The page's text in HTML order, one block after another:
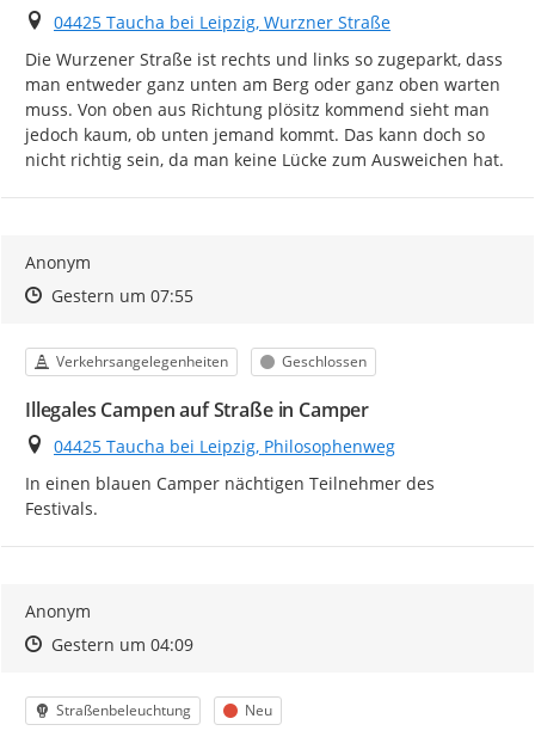
Ort
04425 Taucha bei Leipzig, Wurzner Straße
Die Wurzener Straße ist rechts und links so zugeparkt, dass
man entweder ganz unten am Berg oder ganz oben warten
muss. Von oben aus Richtung plösitz kommend sieht man
jedoch kaum, ob unten jemand kommt. Das kann doch so
nicht richtig sein, da man keine Lücke zum Ausweichen hat.
Anonym
Zeitpunkt des Erstellens
Zeitpunkt des Erstellens
Gestern um 07:55Zur Äußerung
Kategorie
Verkehrsangelegenheiten Status
Geschlossen
Illegales Campen auf Straße in Camper
Ort
04425 Taucha bei Leipzig, Philosophenweg
In einen blauen Camper nächtigen Teilnehmer des
Festivals.
Anonym
Zeitpunkt des Erstellens
Zeitpunkt des Erstellens
Gestern um 04:09Zur Äußerung
Kategorie
Straßenbeleuchtung Status
Neu